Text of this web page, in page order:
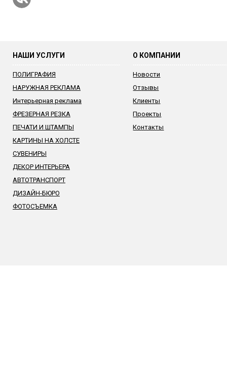
НАШИ УСЛУГИ
ПОЛИГРАФИЯ
НАРУЖНАЯ РЕКЛАМА
Интерьерная реклама
ФРЕЗЕРНАЯ РЕЗКА
ПЕЧАТИ И ШТАМПЫ
КАРТИНЫ НА ХОЛСТЕ
СУВЕНИРЫ
ДЕКОР ИНТЕРЬЕРА
АВТОТРАНСПОРТ
ДИЗАЙН-БЮРО
ФОТОСЪЕМКА
О КОМПАНИИ
Новости
Отзывы
Клиенты
Проекты
Контакты